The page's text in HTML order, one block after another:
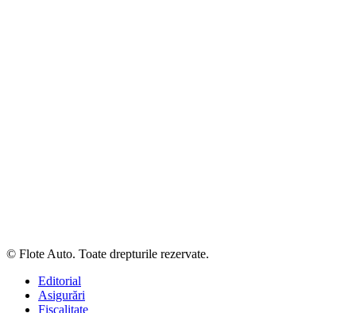
© Flote Auto. Toate drepturile rezervate.
Editorial
Asigurări
Fiscalitate